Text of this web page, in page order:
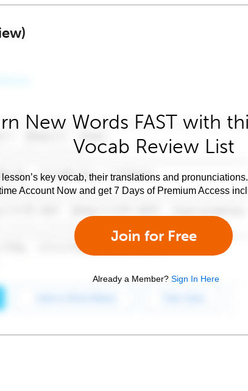
New Words FAST with
Vocab Review List
key vocab, their translations and
Account Now and get 7 Days of Premium Access
Join for Free
Already a Member? Sign In Here